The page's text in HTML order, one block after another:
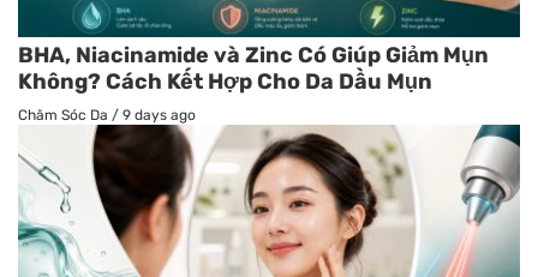
BHA, Niacinamide và Zinc Có Giúp Giảm Mụn
Không? Cách Kết Hợp Cho Da Dầu Mụn
Chăm Sóc Da / 9 days ago